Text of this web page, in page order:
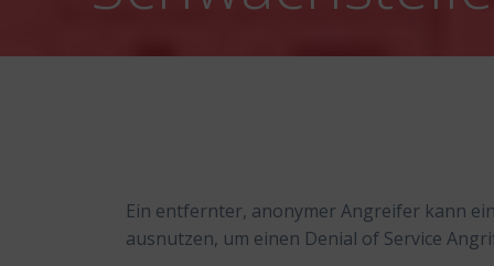
Ein entfernter, anonymer Angreifer kann
ausnutzen, um einen Denial of Service